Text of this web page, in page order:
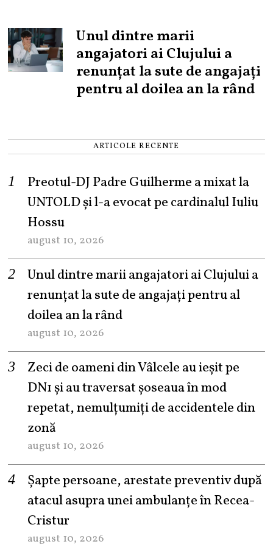
Unul dintre marii
angajatori ai Clujului a
renunțat la sute de angajați
pentru al doilea an la rând
ARTICOLE RECENTE
Preotul-DJ Padre Guilherme a mixat la
UNTOLD și l-a evocat pe cardinalul Iuliu
Hossu
august 10, 2026
Unul dintre marii angajatori ai Clujului a
renunțat la sute de angajați pentru al
doilea an la rând
august 10, 2026
Zeci de oameni din Vâlcele au ieșit pe
DN1 și au traversat șoseaua în mod
repetat, nemulțumiți de accidentele din
zonă
august 10, 2026
Șapte persoane, arestate preventiv după
atacul asupra unei ambulanțe în Recea-
Cristur
august 10, 2026